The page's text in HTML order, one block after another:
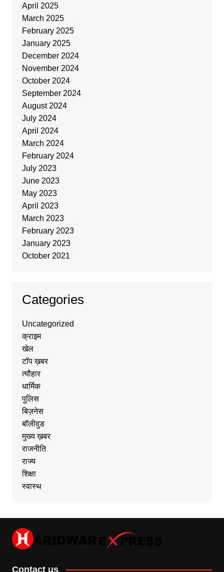
April 2025
March 2025
February 2025
January 2025
December 2024
November 2024
October 2024
September 2024
August 2024
July 2024
April 2024
March 2024
February 2024
July 2023
June 2023
May 2023
April 2023
March 2023
February 2023
January 2023
October 2021
Categories
Uncategorized
क्राइम
खेल
टॉप ख़बर
त्यौहार
धार्मिक
पुलिस
बिज़नेस
बॉलीवुड
मुख्य ख़बर
राजनीति
राज्य
शिक्षा
स्वास्थ
Contact us